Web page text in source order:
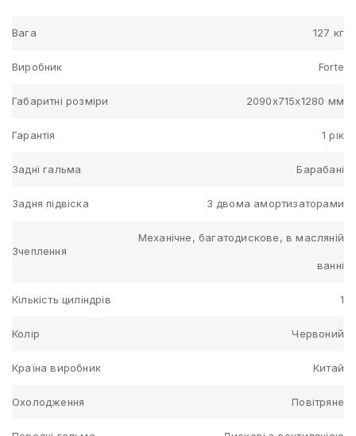
Вага 127 кг
Виробник Forte
Габаритні розміри 2090х715х1280 мм
Гарантія 1 рік
Задні гальма Барабані
Задня підвіска З двома амортизаторами
Зчеплення
Механічне, багатодискове, в масляній
ванні
Кількість циліндрів 1
Колір Червоний
Країна виробник Китай
Охолодження Повітряне